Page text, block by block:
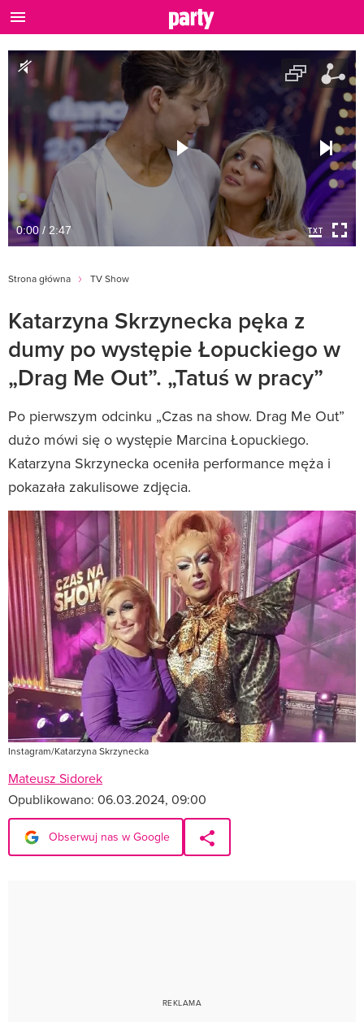
0:00 / 2:47
Strona główna TV Show
Katarzyna Skrzynecka pęka z
dumy po występie Łopuckiego w
„Drag Me Out”. „Tatuś w pracy”
Po pierwszym odcinku „Czas na show. Drag Me Out”
dużo mówi się o występie Marcina Łopuckiego.
Katarzyna Skrzynecka oceniła performance męża i
pokazała zakulisowe zdjęcia.
Instagram/Katarzyna Skrzynecka
Mateusz Sidorek
Opublikowano: 06.03.2024, 09:00
Obserwuj nas w Google